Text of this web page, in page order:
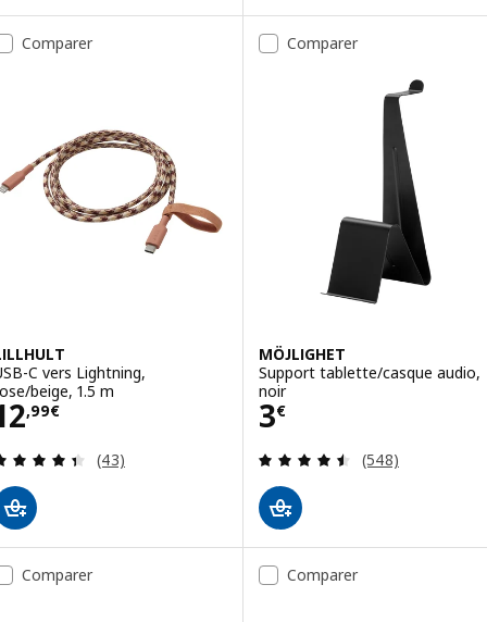
Comparer
C vers Lightning,
beige, 1.5 m
,99€
12,99€
Révision: 4.4 hors de 5 étoiles. Nombre total de
(43)
Comparer
MÖJLIGHET
Support tablette/casque audio,
noir
3€
Prix 3€
Révision: 4.5
(548)
Comparer Comparer